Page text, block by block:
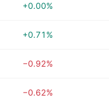
+0.00%
+0.71%
−0.92%
−0.62%